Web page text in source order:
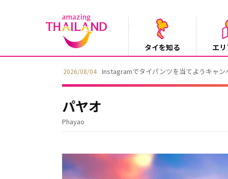
タイを知る エ
2026/08/04 Instagramでタイパンツを当てようキャン
パヤオ
Phayao